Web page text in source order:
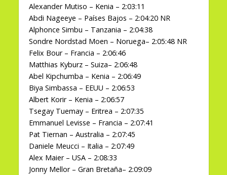
Alexander Mutiso – Kenia – 2:03:11
Abdi Nageeye – Países Bajos – 2:04:20 NR
Alphonce Simbu – Tanzania – 2:04:38
Sondre Nordstad Moen – Noruega– 2:05:48 NR
Felix Bour – Francia – 2:06:46
Matthias Kyburz – Suiza– 2:06:48
Abel Kipchumba – Kenia – 2:06:49
Biya Simbassa – EEUU – 2:06:53
Albert Korir – Kenia – 2:06:57
Tsegay Tuemay – Eritrea – 2:07:35
Emmanuel Levisse – Francia – 2:07:41
Pat Tiernan – Australia – 2:07:45
Daniele Meucci – Italia – 2:07:49
Alex Maier – USA – 2:08:33
Jonny Mellor – Gran Bretaña– 2:09:09